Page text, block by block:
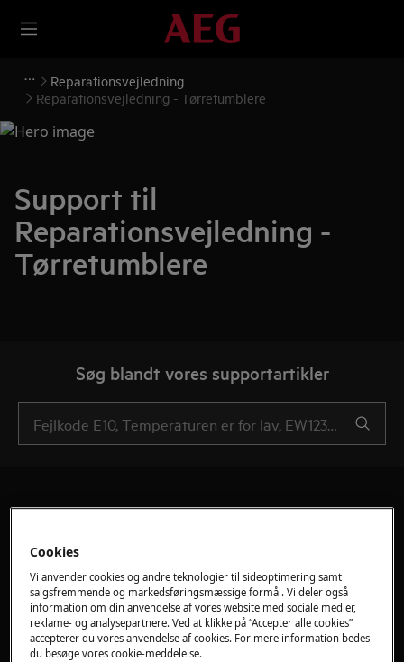
Reparationsvejledning
Reparationsvejledning - Tørretumblere
Support til
Reparationsvejledning -
Tørretumblere
Søg blandt vores supportartikler
Anbefalede artikler til
Reparationsvejledning -
Tørretumblere
Cookies
Vi anvender cookies og andre teknologier til sideoptimering samt
salgsfremmende og markedsføringsmæssige formål. Vi deler også
information om din anvendelse af vores website med sociale medier,
reklame- og analysepartnere. Ved at klikke på “Accepter alle cookies”
accepterer du vores anvendelse af cookies. For mere information bedes
du besøge vores cookie-meddelelse.